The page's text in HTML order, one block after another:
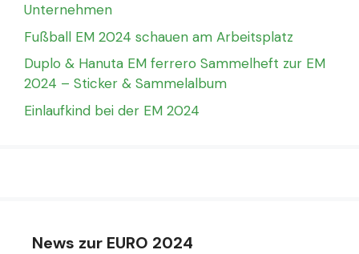
Unternehmen
Fußball EM 2024 schauen am Arbeitsplatz
Duplo & Hanuta EM ferrero Sammelheft zur EM
2024 – Sticker & Sammelalbum
Einlaufkind bei der EM 2024
News zur EURO 2024